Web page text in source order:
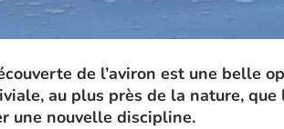
de l’aviron est une belle
au plus près de la nature,
une nouvelle discipline.